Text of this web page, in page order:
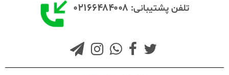
تلفن پشتیبانی: ۰۲۱۶۶۴۸۴۰۰۸